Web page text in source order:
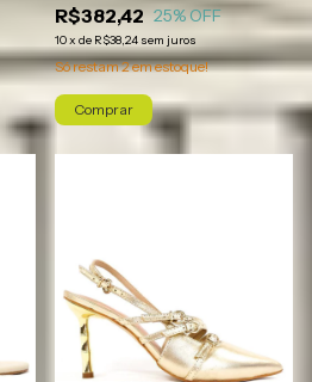
R$382,42 25% OFF
10x de R$38,24 sem juros
Só restam2em estoque!
Comprar